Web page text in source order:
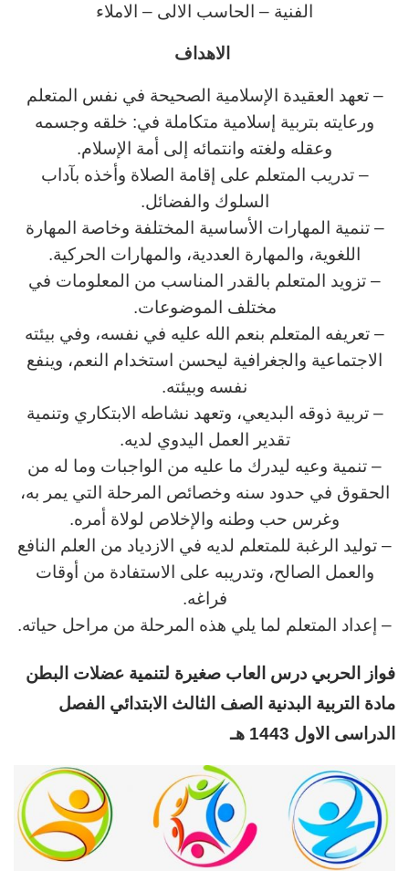
الفنية – الحاسب الالى – الاملاء
الاهداف
– تعهد العقيدة الإسلامية الصحيحة في نفس المتعلم
ورعايته بتربية إسلامية متكاملة في: خلقه وجسمه
وعقله ولغته وانتمائه إلى أمة الإسلام.
– تدريب المتعلم على إقامة الصلاة وأخذه بآداب
السلوك والفضائل.
– تنمية المهارات الأساسية المختلفة وخاصة المهارة
اللغوية، والمهارة العددية، والمهارات الحركية.
– تزويد المتعلم بالقدر المناسب من المعلومات في
مختلف الموضوعات.
– تعريفه المتعلم بنعم الله عليه في نفسه، وفي بيئته
الاجتماعية والجغرافية ليحسن استخدام النعم، وينفع
نفسه وبيئته.
– تربية ذوقه البديعي، وتعهد نشاطه الابتكاري وتنمية
تقدير العمل اليدوي لديه.
– تنمية وعيه ليدرك ما عليه من الواجبات وما له من
الحقوق في حدود سنه وخصائص المرحلة التي يمر به،
وغرس حب وطنه والإخلاص لولاة أمره.
– توليد الرغبة للمتعلم لديه في الازدياد من العلم النافع
والعمل الصالح، وتدريبه على الاستفادة من أوقات
فراغه.
– إعداد المتعلم لما يلي هذه المرحلة من مراحل حياته.
فواز الحربي درس العاب صغيرة لتنمية عضلات البطن
مادة التربية البدنية الصف الثالث الابتدائي الفصل
الدراسى الاول 1443 هـ